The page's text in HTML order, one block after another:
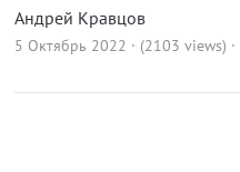
Андрей Кравцов
5 Октябрь 2022 · (2103 views) ·